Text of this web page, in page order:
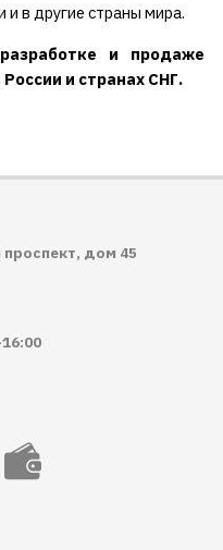
в другие страны мира.
и продаже
и странах СНГ.
проспект, дом 45